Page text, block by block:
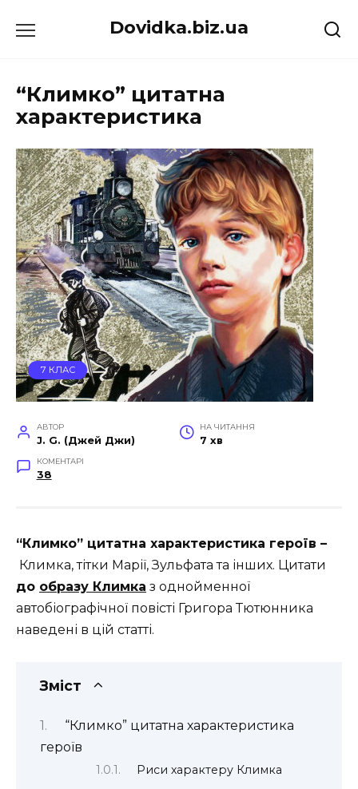
до
Dovidka.biz.ua
“Климко” цитатна
характеристика
7 КЛАС
АВТОР
J. G. (Джей Джи)
НА ЧИТАННЯ
7 хв
КОМЕНТАРІ
38
“Климко” цитатна характеристика героїв –
Климка, тітки Марії, Зульфата та інших. Цитати
до образу Климка з однойменної
автобіографічної повісті Григора Тютюнника
наведені в цій статті.
Зміст
“Климко” цитатна характеристика
героїв
Риси характеру Климка